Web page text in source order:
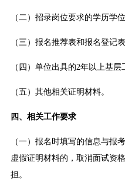
（二）招录岗位要求的学历学
（三）报名推荐表和报名登记
（四）单位出具的2年以上基层
（五）其他相关证明材料。
四、相关工作要求
（一）报名时填写的信息与报
虚假证明材料的，取消面试资
担。